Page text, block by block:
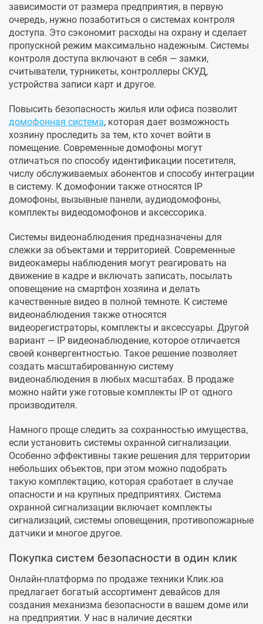
зависимости от размера предприятия, в первую
очередь, нужно позаботиться о системах контроля
доступа. Это сэкономит расходы на охрану и сделает
пропускной режим максимально надежным. Системы
контроля доступа включают в себя — замки,
считыватели, турникеты, контроллеры СКУД,
устройства записи карт и другое.
Повысить безопасность жилья или офиса позволит
домофонная система, которая дает возможность
хозяину проследить за тем, кто хочет войти в
помещение. Современные домофоны могут
отличаться по способу идентификации посетителя,
числу обслуживаемых абонентов и способу интеграции
в систему. К домофонии также относятся IP
домофоны, вызывные панели, аудиодомофоны,
комплекты видеодомофонов и аксессорика.
Системы видеонаблюдения предназначены для
слежки за объектами и территорией. Современные
видеокамеры наблюдения могут реагировать на
движение в кадре и включать записать, посылать
оповещение на смартфон хозяина и делать
качественные видео в полной темноте. К системе
видеонаблюдения также относятся
видеорегистраторы, комплекты и аксессуары. Другой
вариант — IP видеонаблюдение, которое отличается
своей конвергентностью. Такое решение позволяет
создать масштабированную систему
видеонаблюдения в любых масштабах. В продаже
можно найти уже готовые комплекты IP от одного
производителя.
Намного проще следить за сохранностью имущества,
если установить системы охранной сигнализации.
Особенно эффективны такие решения для территории
небольших объектов, при этом можно подобрать
такую комплектацию, которая сработает в случае
опасности и на крупных предприятиях. Система
охранной сигнализации включает комплекты
сигнализаций, системы оповещения, противопожарные
датчики и многое другое.
Покупка систем безопасности в один клик
Онлайн-платформа по продаже техники Клик.юа
предлагает богатый ассортимент девайсов для
создания механизма безопасности в вашем доме или
на предприятии. У нас в наличие десятки